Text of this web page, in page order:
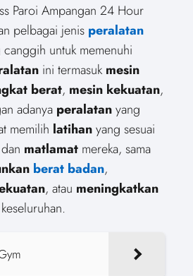
Paroi Ampangan 24 Hour
pelbagai jenis peralatan
canggih untuk memenuhi
ini termasuk mesin
berat, mesin kekuatan,
adanya peralatanyang
memilih latihanyang sesuai
matlamat mereka, sama
berat badan,
, atau meningkatkan